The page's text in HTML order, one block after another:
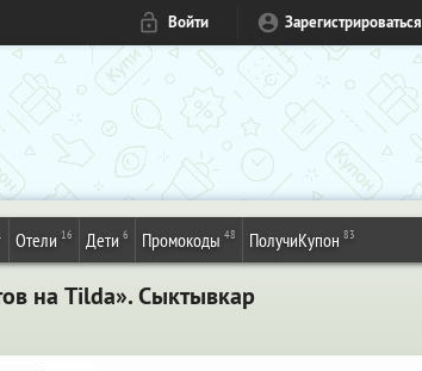
Войти Зарегистрироваться
Отели 16 Дети 6 Промокоды 48 ПолучиКупон 83
на Tilda». Сыктывкар